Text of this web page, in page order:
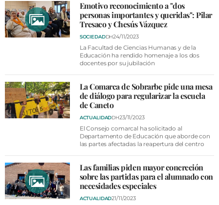
Emotivo reconocimiento a "dos
personas importantes y queridas": Pilar
Tresaco y Chesús Vázquez
SOCIEDADDH24/11/2023
La Facultad de Ciencias Humanas y de la
Educación ha rendido homenaje a los dos
docentes por su jubilación
La Comarca de Sobrarbe pide una mesa
de diálogo para regularizar la escuela
de Caneto
ACTUALIDADDH23/11/2023
El Consejo comarcal ha solicitado al
Departamento de Educación que aborde con
las partes afectadas la reapertura del centro
Las familias piden mayor concreción
sobre las partidas para el alumnado con
necesidades especiales
ACTUALIDAD21/11/2023